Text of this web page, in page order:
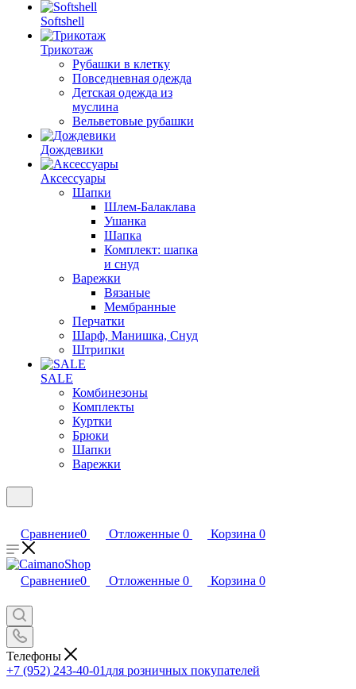
Softshell
Трикотаж
Рубашки в клетку
Повседневная одежда
Детская одежда из
муслина
Вельветовые рубашки
Дождевики
Аксессуары
Шапки
Шлем-Балаклава
Ушанка
Шапка
Комплект: шапка
и снуд
Варежки
Вязаные
Мембранные
Перчатки
Шарф, Манишка, Снуд
Штрипки
SALE
Комбинезоны
Комплекты
Куртки
Брюки
Шапки
Варежки
Сравнение0 Отложенные 0 Корзина 0
Сравнение0 Отложенные 0 Корзина 0
Телефоны
+7 (952) 243-40-01 для розничных покупателей